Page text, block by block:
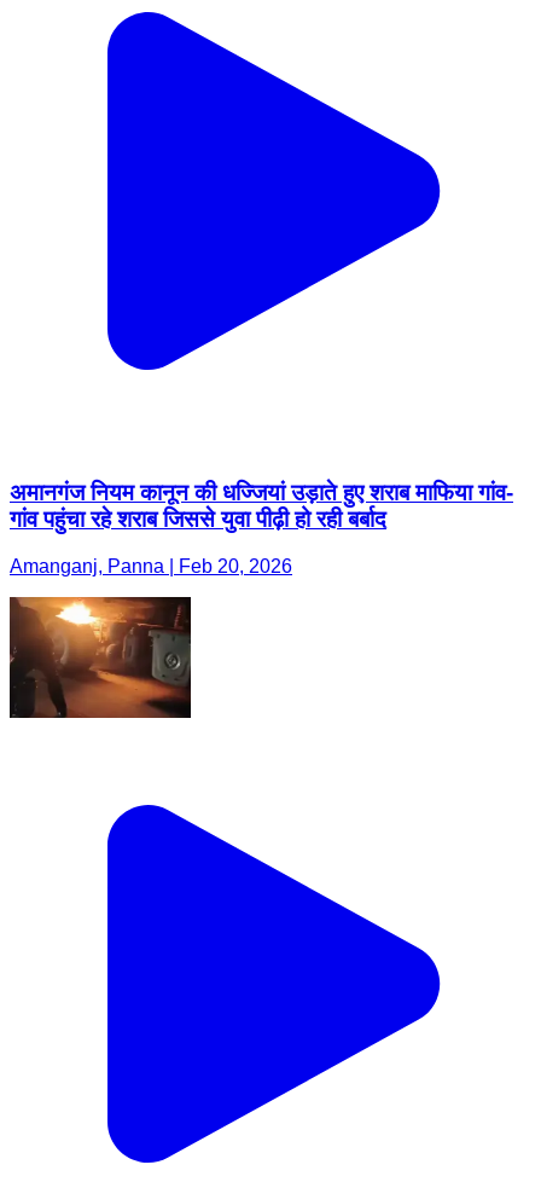
अमानगंज नियम कानून की धज्जियां उड़ाते हुए शराब माफिया गांव-
गांव पहुंचा रहे शराब जिससे युवा पीढ़ी हो रही बर्बाद
Amanganj, Panna | Feb 20, 2026